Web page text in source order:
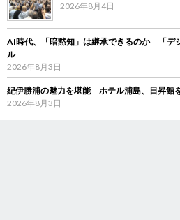
2026年8月4日
AI時代、「暗黙知」は継承できるのか 「デ
ル
2026年8月3日
紀伊勝浦の魅力を堪能 ホテル浦島、日昇館
2026年8月3日